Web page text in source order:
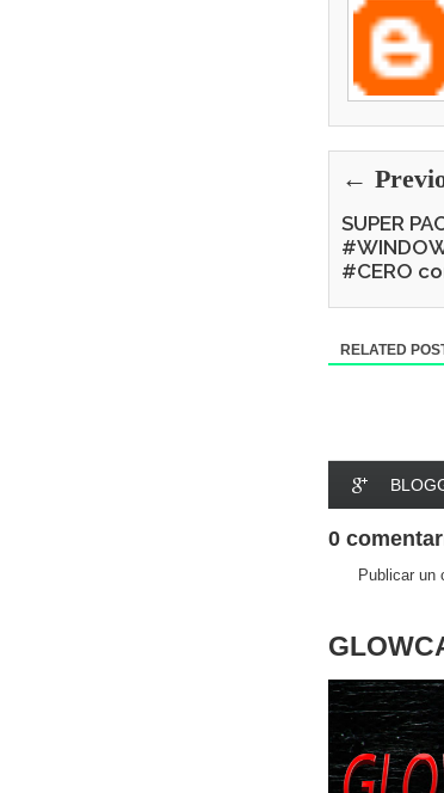
←
SUPER
#CERO
RELATED
0
Publicar un